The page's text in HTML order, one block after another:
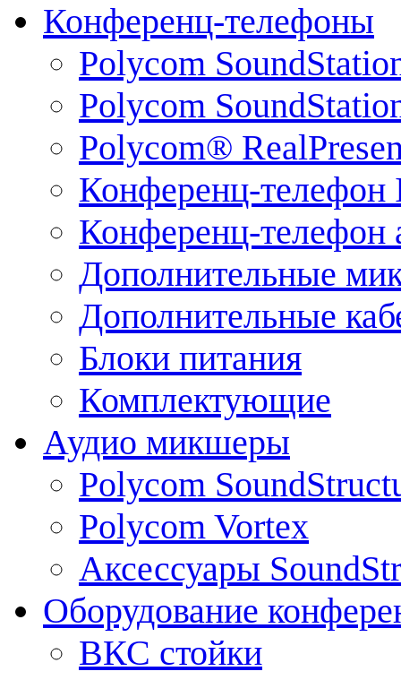
Конференц-телефоны
Polycom
Polycom
Polycom®
Конференц-телефон
Конференц-телефон
Дополнительные
Дополнительные
Блоки питания
Комплектующие
Аудио микшеры
Polycom
Polycom Vortex
Аксессуары
Оборудование
ВКС стойки